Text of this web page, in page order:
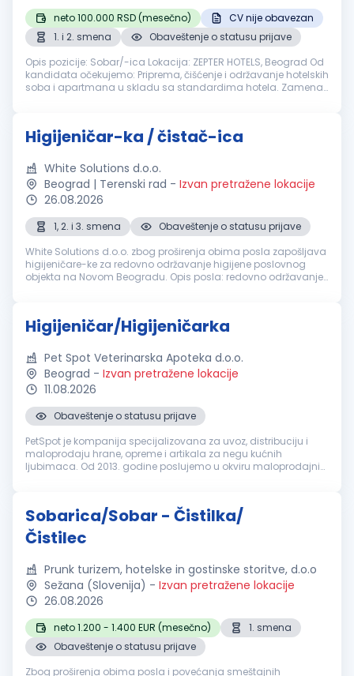
neto 100.000 RSD (mesečno)
CV nije obavezan
1. i 2. smena
Obaveštenje o statusu prijave
Opis pozicije: Sobar/-ica Lokacija: ZEPTER HOTELS, Beograd Od
kandidata očekujemo: Priprema, čišćenje i održavanje hotelskih
soba i apartmana u skladu sa standardima hotela. Zamena
Higijeničar-ka / čistač-ica
White Solutions d.o.o.
Beograd | Terenski rad - Izvan pretražene lokacije
26.08.2026
1, 2. i 3. smena
Obaveštenje o statusu prijave
White Solutions d.o.o. zbog proširenja obima posla zapošljava
higijeničare-ke za redovno održavanje higijene poslovnog
objekta na Novom Beogradu. Opis posla: redovno održavanje
Higijeničar/Higijeničarka
Pet Spot Veterinarska Apoteka d.o.o.
Beograd - Izvan pretražene lokacije
11.08.2026
Obaveštenje o statusu prijave
PetSpot je kompanija specijalizovana za uvoz, distribuciju i
maloprodaju hrane, opreme i artikala za negu kućnih
ljubimaca. Od 2013. godine poslujemo u okviru maloprodajnih
Sobarica/Sobar - Čistilka/
Čistilec
Prunk turizem, hotelske in gostinske storitve, d.o.o
Sežana (Slovenija) - Izvan pretražene lokacije
26.08.2026
neto 1.200 - 1.400 EUR (mesečno)
1. smena
Obaveštenje o statusu prijave
Zbog proširenja obima posla i povećanja smeštajnih